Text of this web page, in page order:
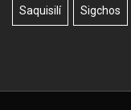
Saquisilí Sigchos